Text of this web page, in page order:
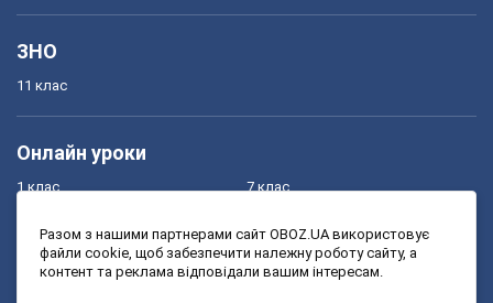
ЗНО
11 клас
Онлайн уроки
1 клас
3 клас
7 клас
9 клас
Разом з нашими партнерами сайт OBOZ.UA використовує
файли cookie, щоб забезпечити належну роботу сайту, а
контент та реклама відповідали вашим інтересам.